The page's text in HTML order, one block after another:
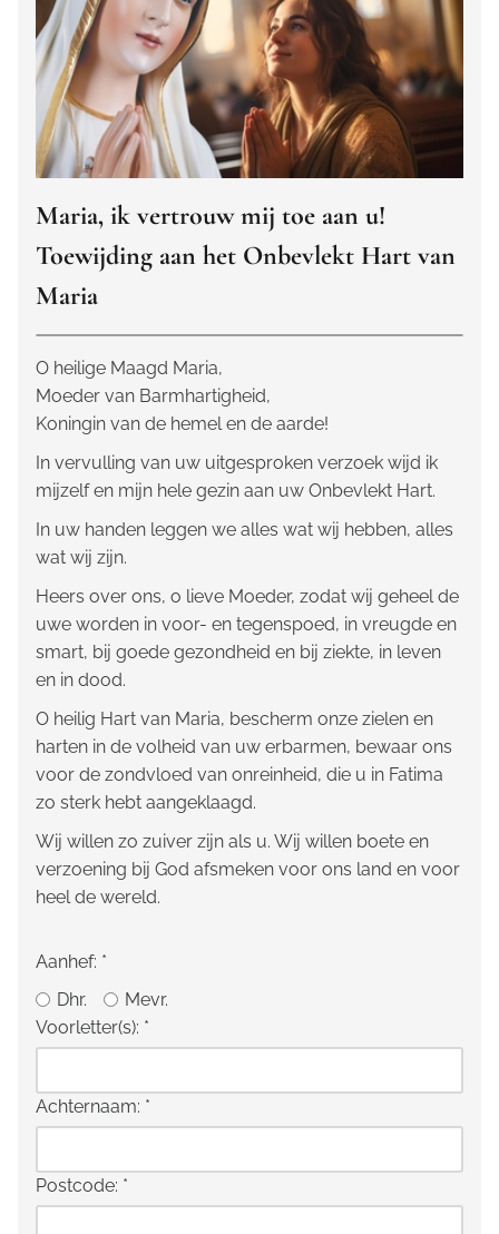
Maria, ik vertrouw mij toe aan u!
Toewijding aan het Onbevlekt Hart van
Maria
O heilige Maagd Maria,
Moeder van Barmhartigheid,
Koningin van de hemel en de aarde!
In vervulling van uw uitgesproken verzoek wijd ik
mijzelf en mijn hele gezin aan uw Onbevlekt Hart.
In uw handen leggen we alles wat wij hebben, alles
wat wij zijn.
Heers over ons, o lieve Moeder, zodat wij geheel de
uwe worden in voor- en tegenspoed, in vreugde en
smart, bij goede gezondheid en bij ziekte, in leven
en in dood.
O heilig Hart van Maria, bescherm onze zielen en
harten in de volheid van uw erbarmen, bewaar ons
voor de zondvloed van onreinheid, die u in Fatima
zo sterk hebt aangeklaagd.
Wij willen zo zuiver zijn als u. Wij willen boete en
verzoening bij God afsmeken voor ons land en voor
heel de wereld.
Aanhef: *
Dhr.
Mevr.
Voorletter(s): *
Achternaam: *
Postcode: *